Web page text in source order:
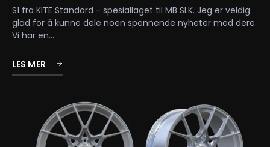
S1 fra KITE Standard - spesiallaget til MB SLK. Jeg er veldig
glad for å kunne dele noen spennende nyheter med dere.
Vi har en...
LES MER